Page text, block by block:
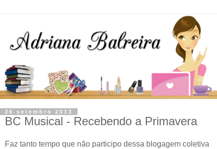
26 setembro 2013
BC Musical - Recebendo a Primavera
Faz tanto tempo que não participo dessa blogagem coletiva